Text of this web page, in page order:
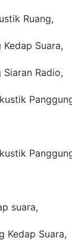
Ruang,
Suara,
Siaran Radio,
suara,
Kedap Suara,